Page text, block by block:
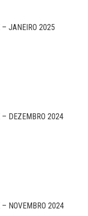
– JANEIRO 2025
– DEZEMBRO 2024
– NOVEMBRO 2024